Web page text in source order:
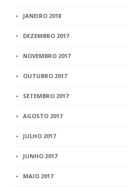
JANEIRO 2018
DEZEMBRO 2017
NOVEMBRO 2017
OUTUBRO 2017
SETEMBRO 2017
AGOSTO 2017
JULHO 2017
JUNHO 2017
MAIO 2017